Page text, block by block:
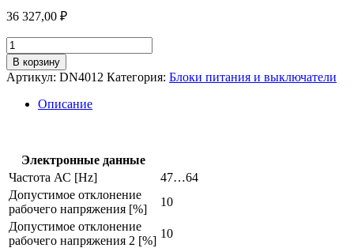
36 327,00 ₽
Количество
товара
Блок
питания
dn4012
В корзину
Артикул: DN4012 Категория: Блоки питания и выключатели
Описание
Электронные данные
Частота АС [Hz]
47…64
Допустимое отклонение
рабочего напряжения [%]
10
Допустимое отклонение
рабочего напряжения 2 [%]
10